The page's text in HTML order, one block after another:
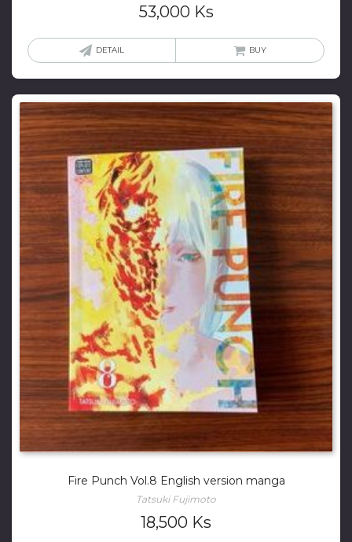
53,000 Ks
DETAIL BUY
Fire Punch Vol.8 English version manga
Tatsuki Fujimoto
18,500 Ks